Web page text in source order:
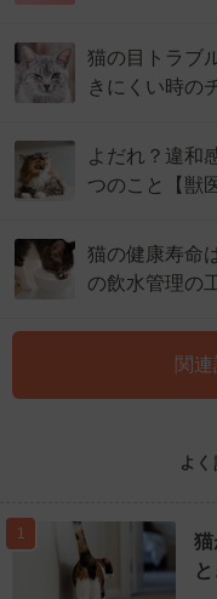
猫の目トラブ
きにくい時の
よだれ？違和
つのこと【獣
猫の健康寿命
の飲水管理の
関
1
猫